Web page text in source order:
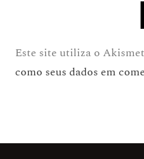
Este site utiliza o
como seus dados em